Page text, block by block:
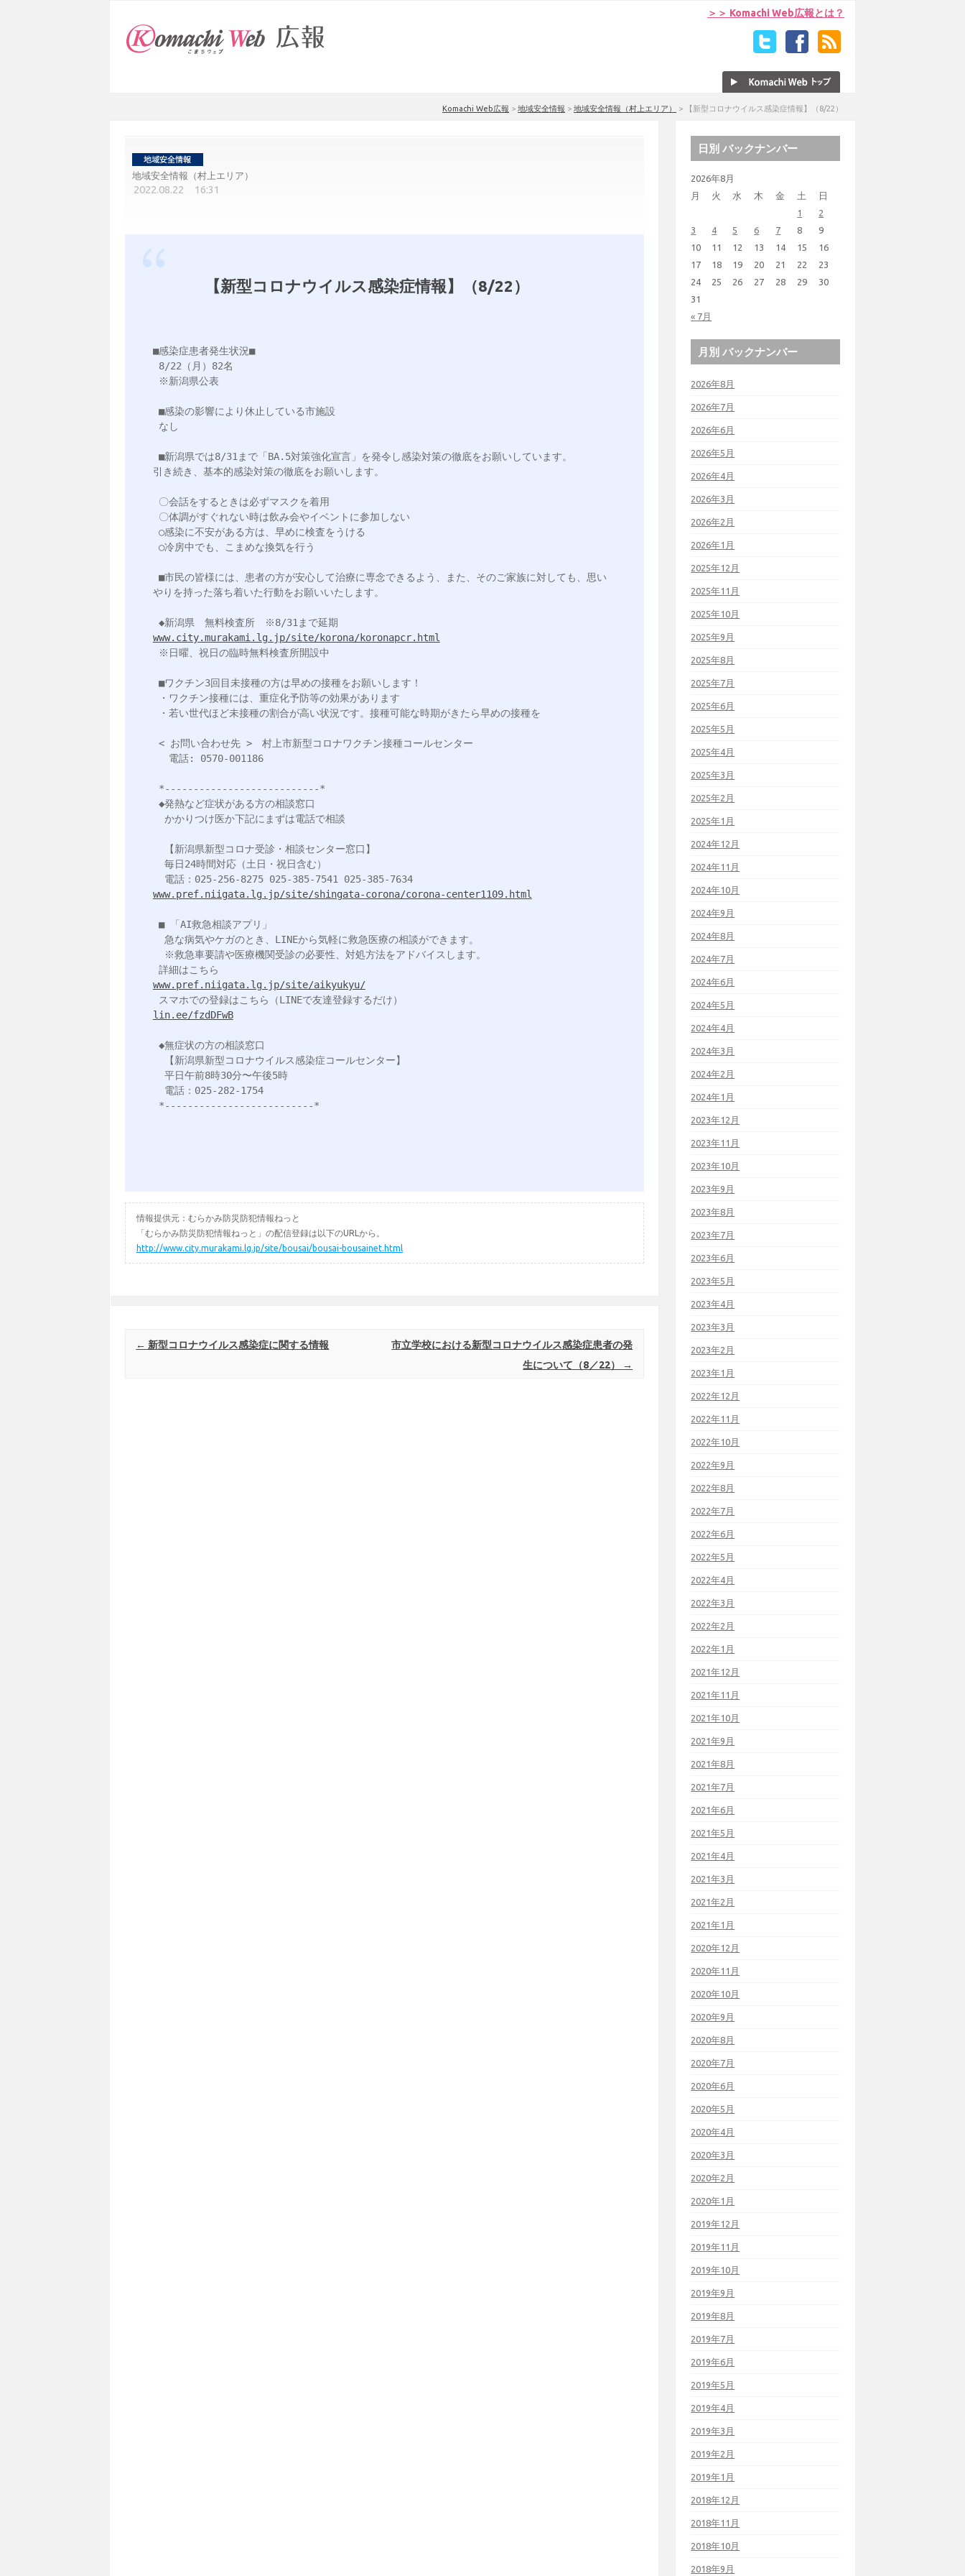
＞＞ Komachi Web広報とは？
Komachi Web広報 > 地域安全情報 > 地域安全情報（村上エリア） > 【新型コロナウイルス感染症情報】（8/22）
地域安全情報（村上エリア）
2022.08.22 16:31
【新型コロナウイルス感染症情報】（8/22）
■感染症患者発生状況■
引き続き、基本的感染対策の徹底をお願いします。
やりを持った落ち着いた行動をお願いいたします。
www.city.murakami.lg.jp/site/korona/koronapcr.html
  電話：025-256-8275 025-385-7541 025-385-7634
www.pref.niigata.lg.jp/site/shingata-corona/corona-center1109.html
www.pref.niigata.lg.jp/site/aikyukyu/
lin.ee/fzdDFwB
情報提供元：むらかみ防災防犯情報ねっと
「むらかみ防災防犯情報ねっと」の配信登録は以下のURLから。
http://www.city.murakami.lg.jp/site/bousai/bousai-bousainet.html
Post navigation
← 新型コロナウイルス感染症に関する情報
市立学校における新型コロナウイルス感染症患者の発
生について（8／22）
→
日別 バックナンバー
2026年8月
月
火 水 木 金 土 日
« 7月
1
2
3
4 5 6 7 8
9
10
11 12 13 14 15
16
17
18 19 20 21 22
23
24
25 26 27 28 29
30
31
月別 バックナンバー
2026年8月
2026年7月
2026年6月
2026年5月
2026年4月
2026年3月
2026年2月
2026年1月
2025年12月
2025年11月
2025年10月
2025年9月
2025年8月
2025年7月
2025年6月
2025年5月
2025年4月
2025年3月
2025年2月
2025年1月
2024年12月
2024年11月
2024年10月
2024年9月
2024年8月
2024年7月
2024年6月
2024年5月
2024年4月
2024年3月
2024年2月
2024年1月
2023年12月
2023年11月
2023年10月
2023年9月
2023年8月
2023年7月
2023年6月
2023年5月
2023年4月
2023年3月
2023年2月
2023年1月
2022年12月
2022年11月
2022年10月
2022年9月
2022年8月
2022年7月
2022年6月
2022年5月
2022年4月
2022年3月
2022年2月
2022年1月
2021年12月
2021年11月
2021年10月
2021年9月
2021年8月
2021年7月
2021年6月
2021年5月
2021年4月
2021年3月
2021年2月
2021年1月
2020年12月
2020年11月
2020年10月
2020年9月
2020年8月
2020年7月
2020年6月
2020年5月
2020年4月
2020年3月
2020年2月
2020年1月
2019年12月
2019年11月
2019年10月
2019年9月
2019年8月
2019年7月
2019年6月
2019年5月
2019年4月
2019年3月
2019年2月
2019年1月
2018年12月
2018年11月
2018年10月
2018年9月